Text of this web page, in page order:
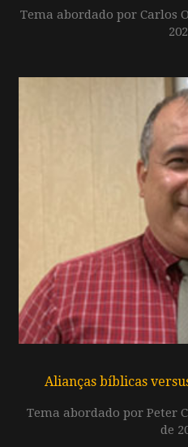
Tema abordado por Carlos
Alianças bíblicas
Tema abordado por Peter
de